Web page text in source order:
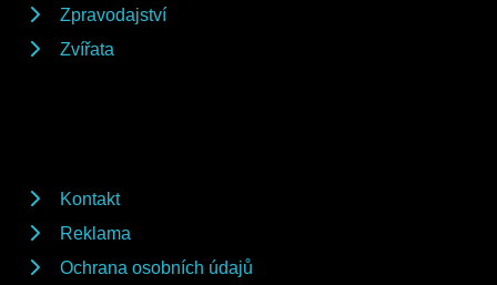
Zpravodajství
Zvířata
Kontakt
Reklama
Ochrana osobních údajů